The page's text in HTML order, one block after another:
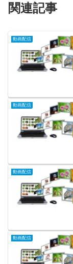
関連記事
動画配信
動画配信
動画配信
動画配信